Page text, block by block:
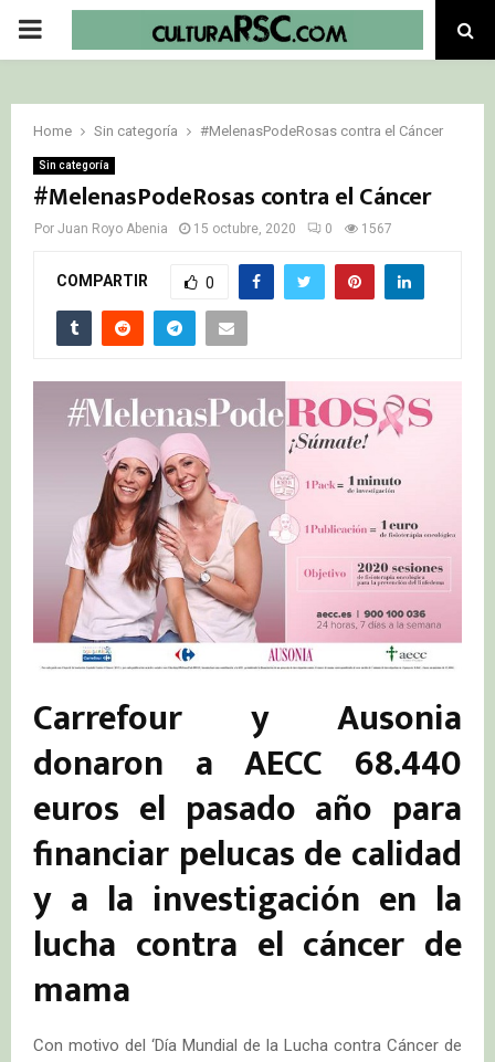
PRIMARY
Home Sin categoría #MelenasPodeRosas contra el Cáncer
Sin categoría
#MelenasPodeRosas contra el Cáncer
Por Juan Royo Abenia 15 octubre, 2020 0 1567
COMPARTIR 0
Carrefour y Ausonia
donaron a AECC 68.440
euros el pasado año para
financiar pelucas de calidad
y a la investigación en la
lucha contra el cáncer de
mama
Con motivo del ‘Día Mundial de la Lucha contra Cáncer de